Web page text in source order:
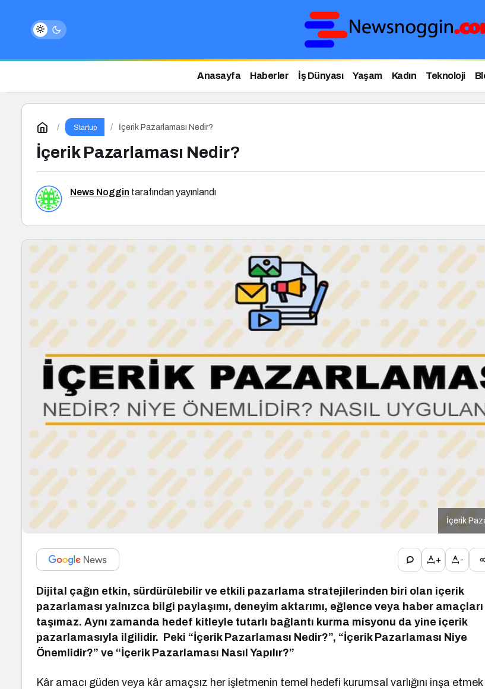
Anasayfa Haberler İş Dünyası Yaşam Kadın Teknoloji
Startup İçerik Pazarlaması Nedir?
İçerik Pazarlaması Nedir?
News Noggin tarafından yayınlandı
İçerik
+ -
Dijital çağın etkin, sürdürülebilir ve etkili pazarlama stratejilerinden biri olan içerik
pazarlaması yalnızca bilgi paylaşımı, deneyim aktarımı, eğlence veya haber amaçları
taşımaz. Aynı zamanda hedef kitleyle tutarlı bağlantı kurma misyonu da yine içerik
pazarlamasıyla ilgilidir. Peki “İçerik Pazarlaması Nedir?”, “İçerik Pazarlaması Niye
Önemlidir?” ve “İçerik Pazarlaması Nasıl Yapılır?”
Kâr amacı güden veya kâr amaçsız her işletmenin temel hedefi kurumsal varlığını inşa etmek